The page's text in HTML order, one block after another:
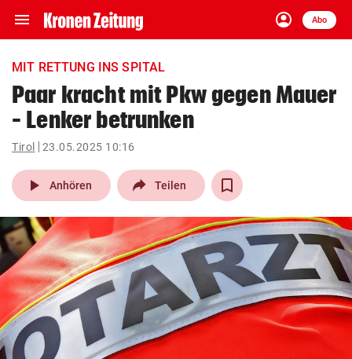
menu Navigation
ein-/ausklappen
account_circle
Anmelden
Abo
close Schließen
account_circle Anmelden
pin_drop
Wien arrow_right
bookmark
search
Suchbegriff
eingeben
MIT RETTUNG INS SPITAL
Paar kracht mit Pkw gegen Mauer
– Lenker betrunken
Tirol 23.05.2025 10:16
play_arrow Anhören Teilen